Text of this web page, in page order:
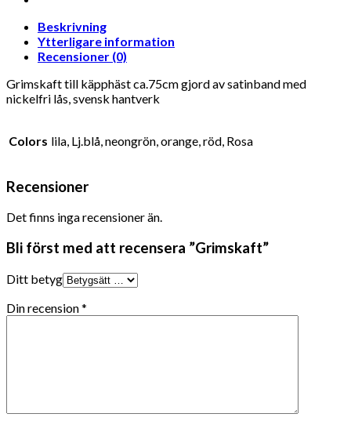
Beskrivning
Ytterligare information
Recensioner (0)
Grimskaft till käpphäst ca.75cm gjord av satinband med
nickelfri lås, svensk hantverk
Colors lila, Lj.blå, neongrön, orange, röd, Rosa
Recensioner
Det finns inga recensioner än.
Bli först med att recensera ”Grimskaft”
Ditt betyg
Din recension*